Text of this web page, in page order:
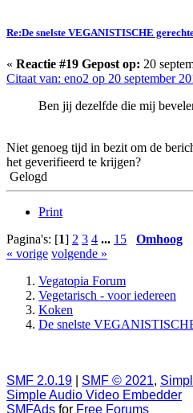
Re:De snelste VEGANISTISCHE
« Reactie #19 Gepost op: 20
Citaat van: eno2 op 20 september
Ben jij dezelfde die mij
Niet genoeg tijd in bezit om de
het geverifieerd te krijgen?
Gelogd
Print
Pagina's: [1] 2 3 4 ... 15
Omhoog
« vorige volgende »
Vegatopia Forum
Vegetarisch - voor iedereen
Koken
De snelste
SMF 2.0.19 SMF © 2021,
Simple Audio Video Embedder
SMFAds for Free Forums